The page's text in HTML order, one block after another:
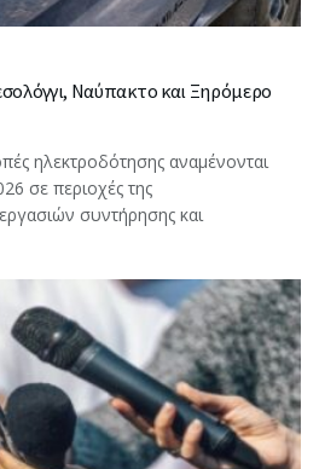
Ναύπακτο και Ξηρόμερο
ηλεκτροδότησης αναμένονται
σε περιοχές της
συντήρησης και